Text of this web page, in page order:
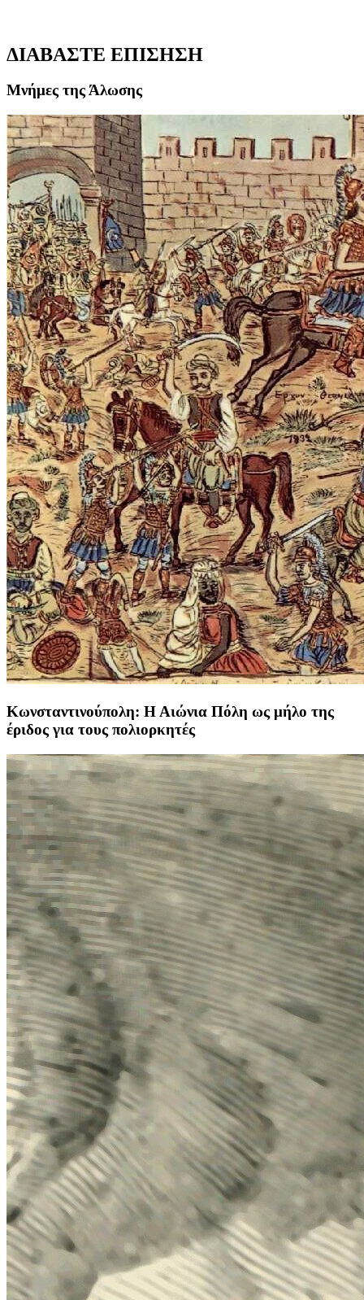
ΔΙΑΒΑΣΤΕ ΕΠΙΣΗΣΗ
Μνήμες της Άλωσης
Κωνσταντινούπολη: Η Αιώνια Πόλη ως μήλο της
έριδος για τους πολιορκητές